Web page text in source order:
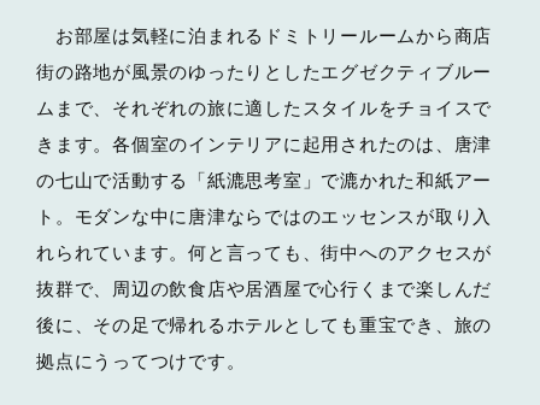
お部屋は気軽に泊まれるドミトリールームから商店
街の路地が風景のゆったりとしたエグゼクティブルー
ムまで、それぞれの旅に適したスタイルをチョイスで
きます。各個室のインテリアに起用されたのは、唐津
の七山で活動する「紙漉思考室」で漉かれた和紙アー
ト。モダンな中に唐津ならではのエッセンスが取り入
れられています。何と言っても、街中へのアクセスが
抜群で、周辺の飲食店や居酒屋で心行くまで楽しんだ
後に、その足で帰れるホテルとしても重宝でき、旅の
拠点にうってつけです。